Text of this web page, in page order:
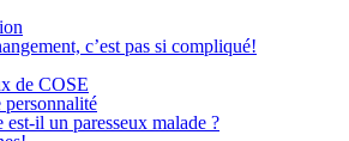
c’est pas si compliqué!
de COSE
il un paresseux malade ?